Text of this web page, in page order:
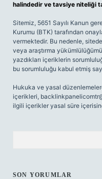
halindedir ve tavsiye niteliği
Sitemiz, 5651 Sayılı Kanun
Kurumu (BTK) tarafından
vermektedir. Bu nedenle,
veya araştırma
yazdıkları içeriklerin
bu sorumluluğu kabul etmiş
Hukuka ve yasal
içerikleri,
ilgili içerikler yasal süre
SON YORUMLAR